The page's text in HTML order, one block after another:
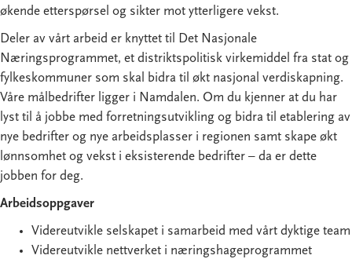
økende etterspørsel og sikter mot ytterligere vekst.
Deler av vårt arbeid er knyttet til Det Nasjonale
Næringsprogrammet, et distriktspolitisk virkemiddel fra stat og
fylkeskommuner som skal bidra til økt nasjonal verdiskapning.
Våre målbedrifter ligger i Namdalen. Om du kjenner at du har
lyst til å jobbe med forretningsutvikling og bidra til etablering av
nye bedrifter og nye arbeidsplasser i regionen samt skape økt
lønnsomhet og vekst i eksisterende bedrifter – da er dette
jobben for deg.
Arbeidsoppgaver
Videreutvikle selskapet i samarbeid med vårt dyktige team
Videreutvikle nettverket i næringshageprogrammet